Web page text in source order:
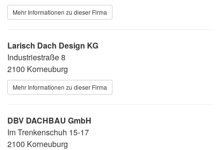
Mehr Informationen zu dieser Firma
Larisch Dach Design KG
Industriestraße 8
2100 Korneuburg
Mehr Informationen zu dieser Firma
DBV DACHBAU GmbH
Im Trenkenschuh 15-17
2100 Korneuburg